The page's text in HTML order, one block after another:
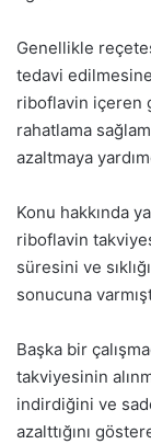
Genellikle
tedavi
riboflavin içeren
rahatlama
azaltmaya
Konu hakkında
riboflavin
süresini ve
sonucuna
Başka bir
takviyesinin
indirdiğini ve
azalttığını